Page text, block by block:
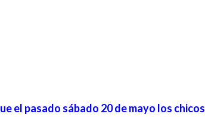
el pasado sábado 20 de mayo los chicos